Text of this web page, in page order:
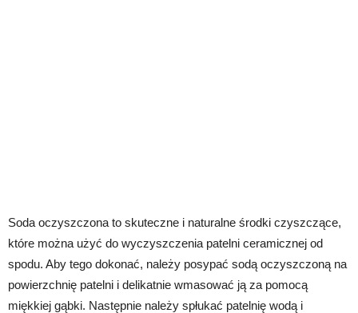
Soda oczyszczona to skuteczne i naturalne środki czyszczące,
które można użyć do wyczyszczenia patelni ceramicznej od
spodu. Aby tego dokonać, należy posypać sodą oczyszczoną na
powierzchnię patelni i delikatnie wmasować ją za pomocą
miękkiej gąbki. Następnie należy spłukać patelnię wodą i